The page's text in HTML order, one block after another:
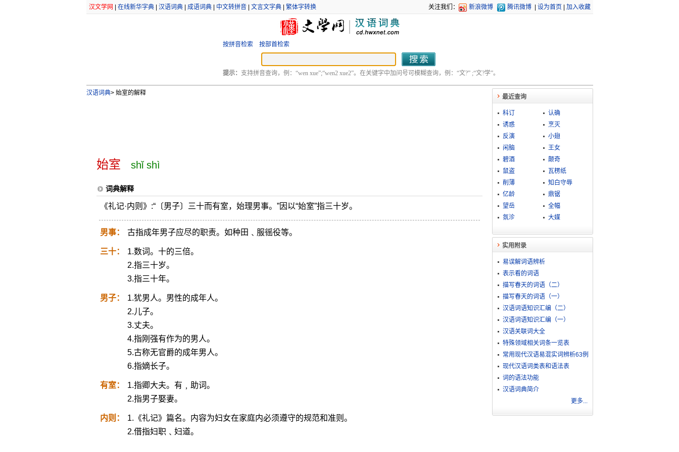
汉文学网 在线新华字典| 汉语词典| 成语词典| 中文转拼音| 文言文字典| 繁体字转换 关注我们： 新浪微博 腾讯微博 设为首页 加入收藏
按拼音检索 按部首检索
提示： 支持拼音查询，例：“wen xue”;“wen2 xue2”。在关键字中加问号可模糊查询，例：“文?” ;“文?学”。
汉语词典>始室的解释
始室 shǐ shì
词典解释
《礼记·内则》:“〔男子〕三十而有室，始理男事。”因以“始室”指三十岁。
男事： 古指成年男子应尽的职责。如种田﹑服徭役等。
三十：
1.数词。十的三倍。
2.指三十岁。
3.指三十年。
男子：
1.犹男人。男性的成年人。
2.儿子。
3.丈夫。
4.指刚强有作为的男人。
5.古称无官爵的成年男人。
6.指嫡长子。
有室：
1.指卿大夫。有﹐助词。
2.指男子娶妻。
内则：
1.《礼记》篇名。内容为妇女在家庭内必须遵守的规范和准则。
2.借指妇职﹑妇道。
最近查询
科订
认确
诱惑
烹灭
反演
小翅
闲脑
王女
碧酒
颠奇
鼠盗
瓦楞纸
削薄
知白守辱
亿龄
鼎锯
望岳
全幅
氛沴
大媒
实用附录
易误解词语辨析
表示看的词语
描写春天的词语（二）
描写春天的词语（一）
汉语词语知识汇编（二）
汉语词语知识汇编（一）
汉语关联词大全
特殊领域相关词条一览表
常用现代汉语易混实词辨析63例
现代汉语词类表和语法表
词的语法功能
汉语词典简介
更多...